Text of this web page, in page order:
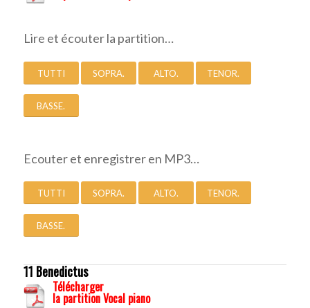
Lire et écouter la partition…
TUTTI SOPRA. ALTO. TENOR.
BASSE.
Ecouter et enregistrer en MP3…
TUTTI SOPRA. ALTO. TENOR.
BASSE.
11 Benedictus
Télécharger
la partition Vocal piano